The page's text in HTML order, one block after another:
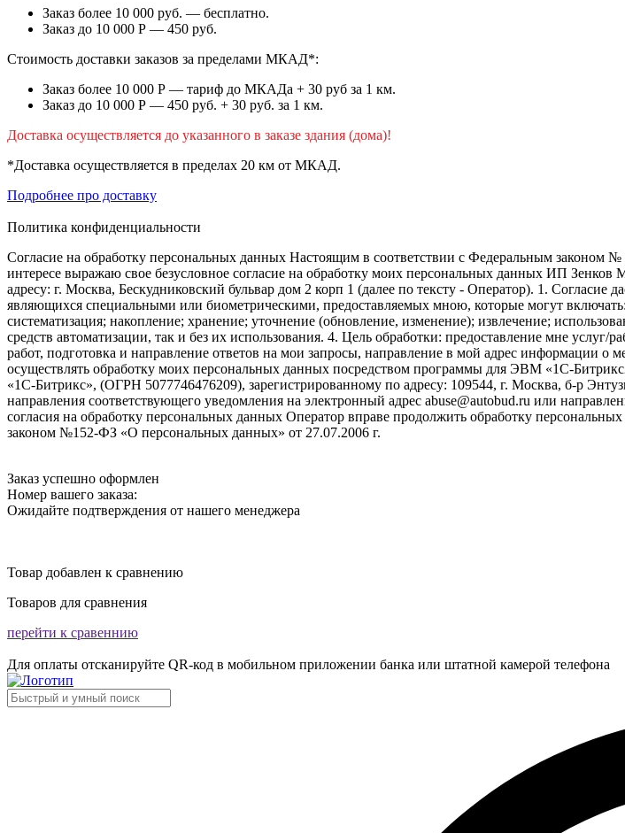
Заказ более 10 000 руб. — бесплатно.
Заказ до 10 000 Р — 450 руб.
Стоимость доставки заказов за пределами МКАД*:
Заказ более 10 000 Р — тариф до МКАДа + 30 руб за 1 км.
Заказ до 10 000 Р — 450 руб. + 30 руб. за 1 км.
Доставка осуществляется до указанного в заказе здания (дома)!
*Доставка осуществляется в пределах 20 км от МКАД.
Подробнее про доставку
Политика конфиденциальности
Согласие на обработку персональных данных Настоящим в соответствии с Федеральным законом
интересе выражаю свое безусловное согласие на обработку моих персональных данных ИП
адресу: г. Москва, Бескудниковский бульвар дом 2 корп 1 (далее по тексту - Оператор). 1. Согласие
являющихся специальными или биометрическими, предоставляемых мною, которые могут
систематизация; накопление; хранение; уточнение (обновление, изменение); извлечение;
средств автоматизации, так и без их использования. 4. Цель обработки: предоставление мне
работ, подготовка и направление ответов на мои запросы, направление в мой адрес информации о
осуществлять обработку моих персональных данных посредством программы для ЭВМ «1С-
«1С-Битрикс», (ОГРН 5077746476209), зарегистрированному по адресу: 109544, г. Москва, б-р
направления соответствующего уведомления на электронный адрес abuse@autobud.ru или
согласия на обработку персональных данных Оператор вправе продолжить обработку
законом №152-ФЗ «О персональных данных» от 27.07.2006 г.
Заказ успешно оформлен
Номер вашего заказа:
Ожидайте подтверждения от нашего менеджера
Товар добавлен к сравнению
Товаров для сравнения
перейти к сравеннию
Для оплаты отсканируйте QR-код в мобильном приложении банка или штатной камерой телефона